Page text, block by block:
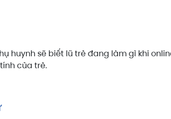
huynh sẽ biết lũ trẻ đang làm gì khi
của trẻ.